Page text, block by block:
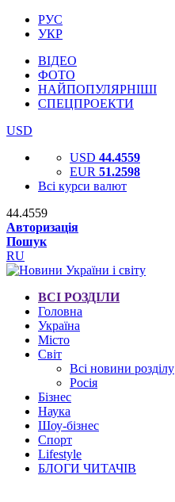
РУС
УКР
ВІДЕО
ФОТО
НАЙПОПУЛЯРНІШІ
СПЕЦПРОЕКТИ
USD
USD 44.4559
EUR 51.2598
Всі курси валют
44.4559
Авторизація
Пошук
RU
ВСІ РОЗДІЛИ
Головна
Україна
Місто
Світ
Всі новини розділу
Росія
Бізнес
Наука
Шоу-бізнес
Спорт
Lifestyle
БЛОГИ ЧИТАЧІВ